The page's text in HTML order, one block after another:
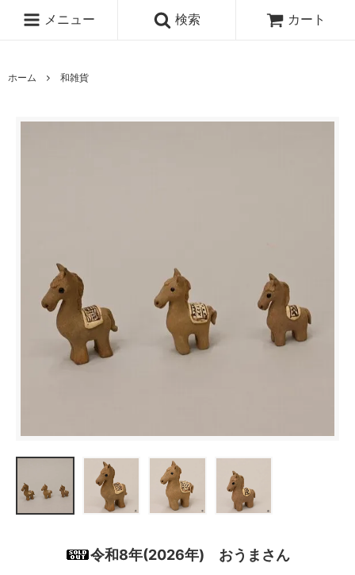
メニュー 検索 カート
ホーム 和雑貨
令和8年(2026年) おうまさん